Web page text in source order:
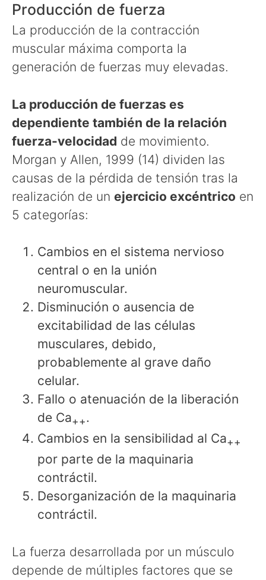
Producción de fuerza
La producción de la contracción
muscular máxima comporta la
generación de fuerzas muy elevadas.
La producción de fuerzas es
dependiente también de la relación
fuerza-velocidad de movimiento.
Morgan y Allen, 1999 (14) dividen las
causas de la pérdida de tensión tras la
realización de un ejercicio excéntrico en
5 categorías:
Cambios en el sistema nervioso
central o en la unión
neuromuscular.
Disminución o ausencia de
excitabilidad de las células
musculares, debido,
probablemente al grave daño
celular.
Fallo o atenuación de la liberación
de Ca++.
Cambios en la sensibilidad al Ca++
por parte de la maquinaria
contráctil.
Desorganización de la maquinaria
contráctil.
La fuerza desarrollada por un músculo
depende de múltiples factores que se